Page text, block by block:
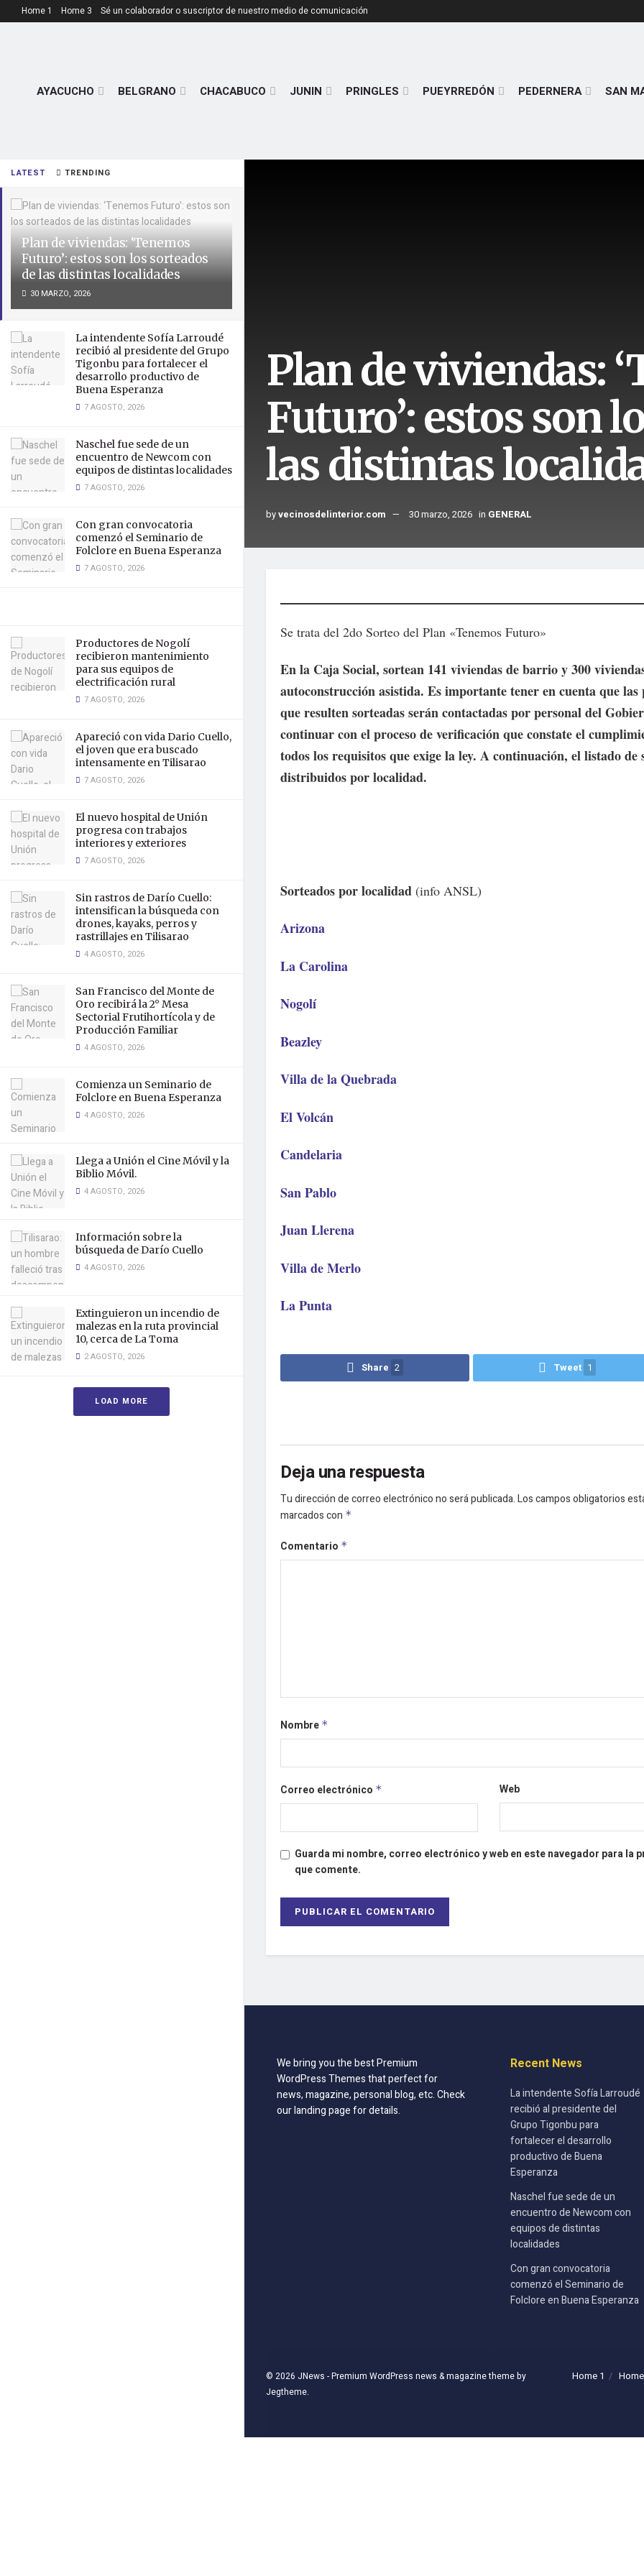
LATEST TRENDING
Plan de viviendas: ‘Tenemos
Futuro’: estos son los sorteados
de las distintas localidades
30 MARZO, 2026
La intendente Sofía Larroudé
recibió al presidente del Grupo
Tigonbu para fortalecer el
desarrollo productivo de
Buena Esperanza
7 AGOSTO, 2026
Naschel fue sede de un
encuentro de Newcom con
equipos de distintas localidades
7 AGOSTO, 2026
Con gran convocatoria
comenzó el Seminario de
Folclore en Buena Esperanza
7 AGOSTO, 2026
Productores de Nogolí
recibieron mantenimiento
para sus equipos de
electrificación rural
7 AGOSTO, 2026
Apareció con vida Dario Cuello,
el joven que era buscado
intensamente en Tilisarao
7 AGOSTO, 2026
El nuevo hospital de Unión
progresa con trabajos
interiores y exteriores
7 AGOSTO, 2026
Sin rastros de Darío Cuello:
intensifican la búsqueda con
drones, kayaks, perros y
rastrillajes en Tilisarao
4 AGOSTO, 2026
San Francisco del Monte de
Oro recibirá la 2° Mesa
Sectorial Frutihortícola y de
Producción Familiar
4 AGOSTO, 2026
Comienza un Seminario de
Folclore en Buena Esperanza
4 AGOSTO, 2026
Llega a Unión el Cine Móvil y la
Biblio Móvil.
4 AGOSTO, 2026
Información sobre la
búsqueda de Darío Cuello
4 AGOSTO, 2026
Extinguieron un incendio de
malezas en la ruta provincial
10, cerca de La Toma
2 AGOSTO, 2026
LOAD MORE
Home 1 Home 3 Sé un colaborador o suscriptor de nuestro medio de comunicación
AYACUCHO BELGRANO CHACABUCO JUNIN PRINGLES PUEYRREDÓN PEDERNERA SAN
Plan de viviendas:
Futuro’: estos son
las distintas
byvecinosdelinterior.com 30 marzo, 2026 in GENERAL
Se trata del 2do Sorteo del Plan «Tenemos Futuro»
En la Caja Social, sortean 141 viviendas de barrio y 300
autoconstrucción asistida. Es importante tener en cuenta que las
que resulten sorteadas serán contactadas por personal del
continuar con el proceso de verificación que constate el
todos los requisitos que exige la ley. A continuación, el listado de
distribuidos por localidad.
Sorteados por localidad (info ANSL)
Arizona
La Carolina
Nogolí
Beazley
Villa de la Quebrada
El Volcán
Candelaria
San Pablo
Juan Llerena
Villa de Merlo
La Punta
Share 2 Tweet 1
Deja una respuesta
Tu dirección de correo electrónico no será publicada.Los campos obligatorios
marcados con *
Comentario *
Nombre *
Correo electrónico * Web
Guarda mi nombre, correo electrónico y web en este navegador para la
que comente.
We bring you the best Premium
WordPress Themes that perfect for
news, magazine, personal blog, etc. Check
our landing page for details.
Recent News
La intendente Sofía Larroudé
recibió al presidente del
Grupo Tigonbu para
fortalecer el desarrollo
productivo de Buena
Esperanza
Naschel fue sede de un
encuentro de Newcom con
equipos de distintas
localidades
Con gran convocatoria
comenzó el Seminario de
Folclore en Buena Esperanza
Home 1
© 2026 JNews - Premium WordPress news & magazine theme by
Jegtheme.